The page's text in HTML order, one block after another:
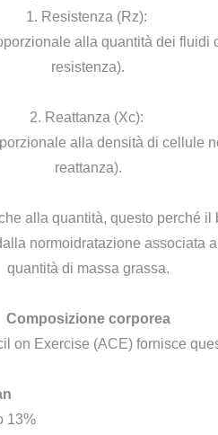
1. Resistenza (Rz):
alla quantità dei fluidi
resistenza).
2. Reattanza (Xc):
alla densità di cellule
reattanza).
alla quantità, questo perché
normoidratazione associata
quantità di massa grassa.
Composizione corporea
on Exercise (ACE) fornisce
13%